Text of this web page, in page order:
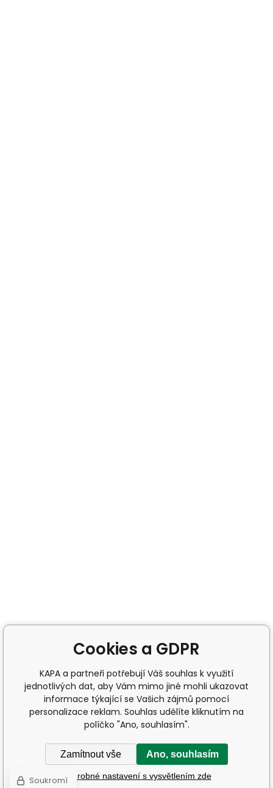
Cookies a GDPR
KAPA a partneři potřebují Váš souhlas k využití
jednotlivých dat, aby Vám mimo jiné mohli ukazovat
informace týkající se Vašich zájmů pomocí
personalizace reklam. Souhlas udělíte kliknutím na
políčko "Ano, souhlasím".
Zamítnout vše Ano, souhlasím
Podrobné nastavení s vysvětlením zde
Soukromí